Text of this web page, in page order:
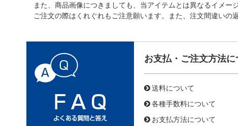
また、商品画像につきましても、当アイテムとは異なるイメー
ご注文の際はくれぐれもご注意願います。また、注文間違いの
お支払・ご注文方法に
送料について
各種手数料について
お支払方法について